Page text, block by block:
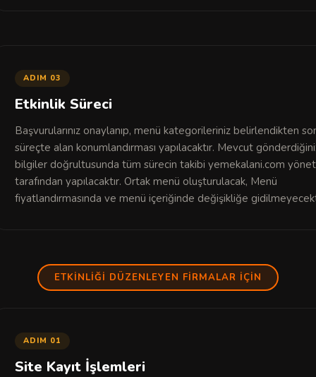
ADIM 03
Etkinlik Süreci
Başvurularınız onaylanıp, menü kategorileriniz belirlendikten
süreçte alan konumlandırması yapılacaktır. Mevcut
bilgiler doğrultusunda tüm sürecin takibi yemekalani.com
tarafından yapılacaktır. Ortak menü oluşturulacak, Menü
fiyatlandırmasında ve menü içeriğinde değişikliğe
ETKİNLİĞİ DÜZENLEYEN FİRMALAR İÇİN
ADIM 01
Site Kayıt İşlemleri